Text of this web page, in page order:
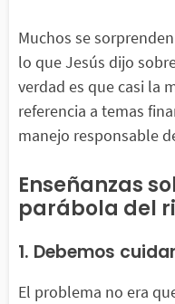
Muchos se
lo que Jesús dijo
verdad es que casi la
referencia a temas
manejo responsable
Enseñanzas
parábola del
1. Debemos
El problema no era